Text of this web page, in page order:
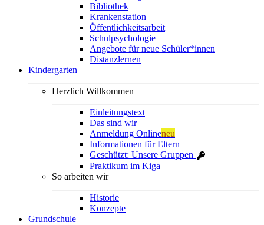
Bibliothek
Krankenstation
Öffentlichkeitsarbeit
Schulpsychologie
Angebote für neue Schüler*innen
Distanzlernen
Kindergarten
Herzlich Willkommen
Einleitungstext
Das sind wir
Anmeldung Onlineneu
Informationen für Eltern
Geschützt: Unsere Gruppen
Praktikum im Kiga
So arbeiten wir
Historie
Konzepte
Grundschule